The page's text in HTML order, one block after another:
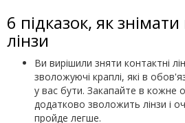
6 підказок, як знімати
лінзи
Ви вирішили зняти контактні
зволожуючі краплі, які в
у вас бути. Закапайте в кожне
додатково зволожить лінзи і
пройде легше.